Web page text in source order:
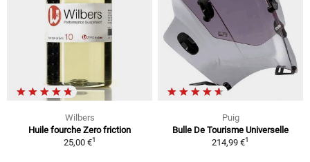
Wilbers
Huile fourche Zero friction
25,00 €1
Puig
Bulle De Tourisme Universelle
214,99 €1